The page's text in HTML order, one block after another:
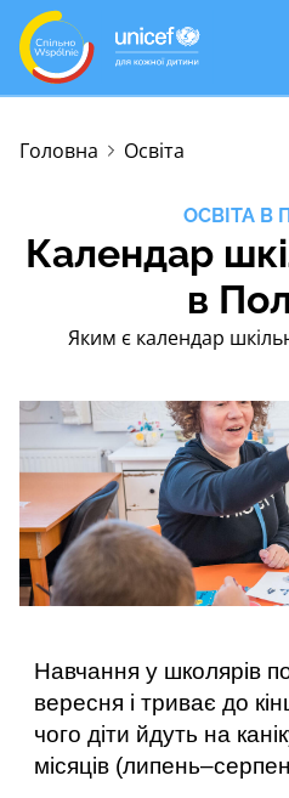
Головна Освіта
ОСВІТА В
Календар
в
Яким є календар
Навчання у школярів
вересня і триває до
чого діти йдуть на
місяців